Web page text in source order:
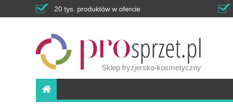
20 tys. produktów w ofercie
Sklep fryzjersko-kosmetyczny